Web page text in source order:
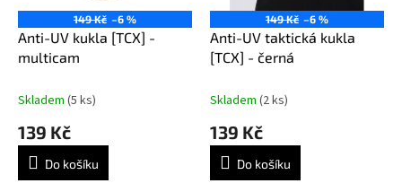
149 Kč –6 %
Anti-UV kukla [TCX] -
multicam
Skladem (5 ks)
139 Kč
Do košíku
149 Kč –6 %
Anti-UV taktická kukla
[TCX] - černá
Skladem (2 ks)
139 Kč
Do košíku